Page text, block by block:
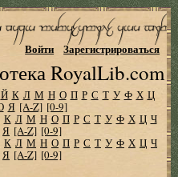
RoyalLib.com
Войти Зарегистрироваться
Й К Л М Н О П Р С Т У Ф Х Ц
Я [A-Z] [0-9]
К Л М Н О П Р С Т У Ф Х Ц Ч
Я [A-Z] [0-9]
К Л М Н О П Р С Т У Ф Х Ц Ч
Я [A-Z] [0-9]